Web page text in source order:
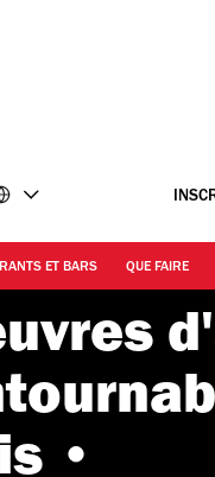
ET BARS QUE FAIRE
•